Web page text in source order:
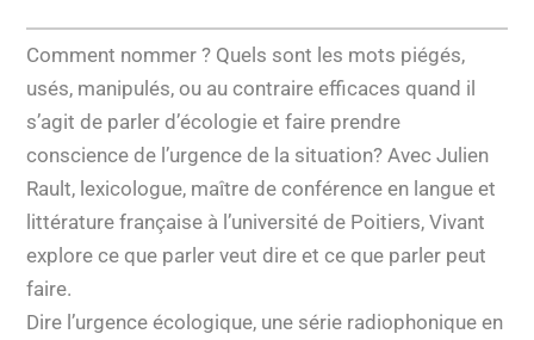
Comment nommer ? Quels sont les mots piégés,
usés, manipulés, ou au contraire efficaces quand il
s’agit de parler d’écologie et faire prendre
conscience de l’urgence de la situation? Avec Julien
Rault, lexicologue, maître de conférence en langue et
littérature française à l’université de Poitiers, Vivant
explore ce que parler veut dire et ce que parler peut
faire.
Dire l’urgence écologique, une série radiophonique en